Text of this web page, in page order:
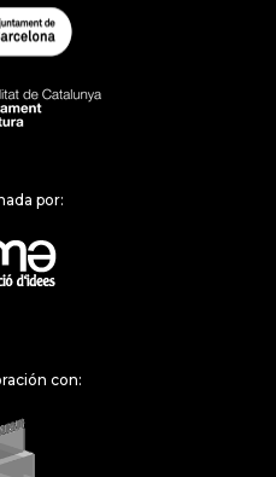
por:
con: